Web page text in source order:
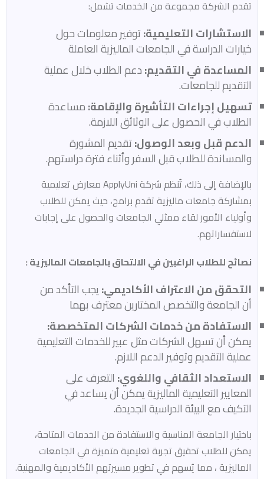
تقدم الشركة مجموعة من الخدمات تشمل:
الاستشارات التعليمية:توفير معلومات حول
خيارات الدراسة في الجامعات الماليزية العاملة
المساعدة في التقديم:دعم الطلاب خلال عملية
التقديم للجامعات.
تسهيل إجراءات التأشيرة والإقامة:مساعدة
الطلاب في الحصول على الوثائق اللازمة.
الدعم قبل وبعد الوصول:تقديم المشورة
والمساندة للطلاب قبل السفر وأثناء فترة دراستهم.
بالإضافة إلى ذلك، تُنظم شركة ApplyUni معارض تعليمية
بمشاركة جامعات ماليزية تقدم برامج، حيث يمكن للطلاب
وأولياء الأمور لقاء ممثلي الجامعات والحصول على إجابات
لاستفساراتهم.
نصائح للطلاب الراغبين في الالتحاق بالجامعات الماليزية :
التحقق من الاعتراف الأكاديمي:يجب التأكد من
أن الجامعة والتخصص المختارين معترف بهما
الاستفادة من خدمات الشركات المتخصصة:
يمكن أن تسهل الشركات مثل عبير للخدمات التعليمية
عملية التقديم وتوفير الدعم اللازم.
الاستعداد الثقافي واللغوي: التعرف على
المعايير التعليمية الماليزية يمكن أن يساعد في
التكيف مع البيئة الدراسية الجديدة.
باختيار الجامعة المناسبة والاستفادة من الخدمات المتاحة،
يمكن للطلاب تحقيق تجربة تعليمية متميزة في الجامعات
الماليزية ، مما يُسهم في تطوير مسيرتهم الأكاديمية والمهنية.